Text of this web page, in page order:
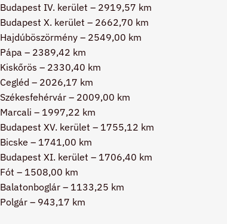
Budapest IV. kerület – 2919,57 km
Budapest X. kerület – 2662,70 km
Hajdúböszörmény – 2549,00 km
Pápa – 2389,42 km
Kiskőrös – 2330,40 km
Cegléd – 2026,17 km
Székesfehérvár – 2009,00 km
Marcali – 1997,22 km
Budapest XV. kerület – 1755,12 km
Bicske – 1741,00 km
Budapest XI. kerület – 1706,40 km
Fót – 1508,00 km
Balatonboglár – 1133,25 km
Polgár – 943,17 km